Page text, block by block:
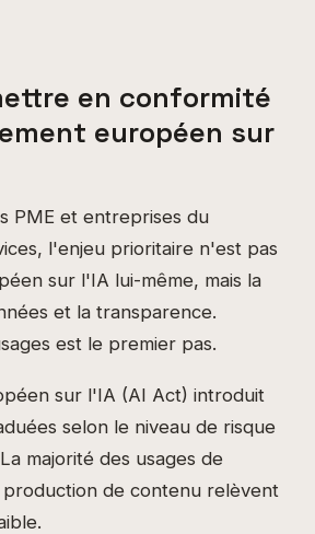
en conformité
européen sur
PME et entreprises du
l'enjeu prioritaire n'est pas
sur l'IA lui-même, mais la
et la transparence.
est le premier pas.
sur l'IA (AI Act) introduit
selon le niveau de risque
majorité des usages de
de contenu relèvent